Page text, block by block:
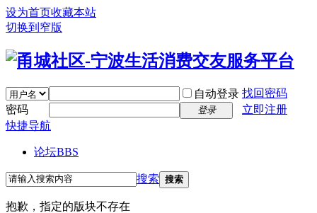
设为首页收藏本站
切换到窄版
自动登录 找回密码
密码
登录
立即注册
快捷导航
论坛BBS
搜索 搜索
抱歉，指定的版块不存在